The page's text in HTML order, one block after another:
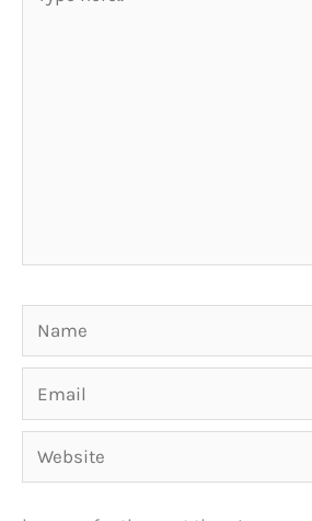
here..
Name
Email
Website